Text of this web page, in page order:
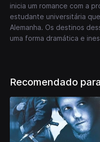
inicia um romance com a
estudante universitária
Alemanha. Os destinos
uma forma dramática e
Recomendado